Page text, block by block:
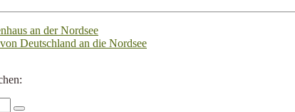
an der Nordsee
Deutschland an die Nordsee